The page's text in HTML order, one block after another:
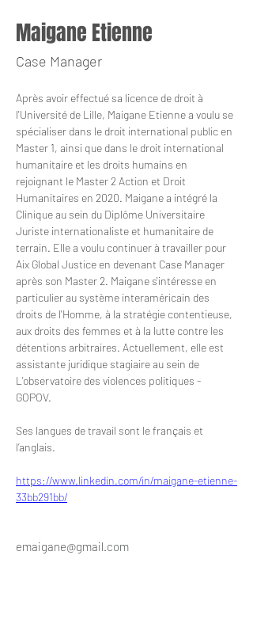
Maigane Etienne
Case Manager
Après avoir effectué sa licence de droit à
l'Université de Lille, Maigane Etienne a voulu se
spécialiser dans le droit international public en
Master 1, ainsi que dans le droit international
humanitaire et les droits humains en
rejoignant le Master 2 Action et Droit
Humanitaires en 2020. Maigane a intégré la
Clinique au sein du Diplôme Universitaire
Juriste internationaliste et humanitaire de
terrain. Elle a voulu continuer à travailler pour
Aix Global Justice en devenant Case Manager
après son Master 2. Maigane s'intéresse en
particulier au système interaméricain des
droits de l'Homme, à la stratégie contentieuse,
aux droits des femmes et à la lutte contre les
détentions arbitraires. Actuellement, elle est
assistante juridique stagiaire au sein de
L'observatoire des violences politiques -
GOPOV.
Ses langues de travail sont le français et
l’anglais.
https://www.linkedin.com/in/maigane-etienne-
33bb291bb/
emaigane@gmail.com